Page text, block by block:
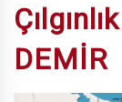
DEMİR